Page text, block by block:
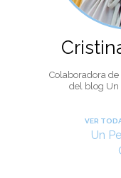
Colaboradora
del blog Un
VER
Un